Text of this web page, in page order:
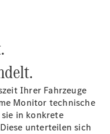
Ihrer Fahrzeuge
Monitor technische
in konkrete
unterteilen sich